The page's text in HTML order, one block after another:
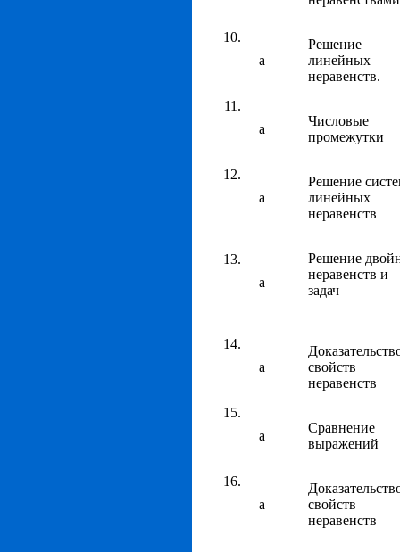
а
Решение
линейных
неравенств.
а
Числовые
промежутки
а
Решение
линейных
неравенств
а
Решение
неравенств и
задач
а
свойств
неравенств
а
Сравнение
выражений
а
свойств
неравенств